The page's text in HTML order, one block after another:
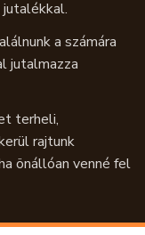
a számára
jutalmazza
terheli,
rajtunk
önállóan venné fel